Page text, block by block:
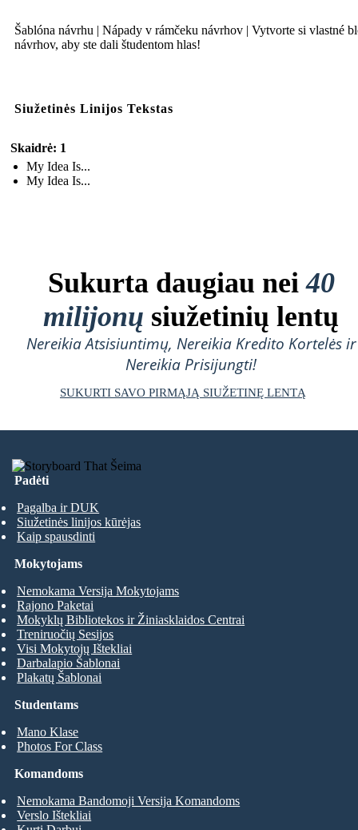
Šablóna návrhu | Nápady v rámčeku návrhov | Vytvorte si vlastné
návrhov, aby ste dali študentom hlas!
Siužetinės Linijos Tekstas
Skaidrė: 1
My Idea Is...
My Idea Is...
Sukurta daugiau nei40
milijonų siužetinių lentų
Nereikia Atsisiuntimų, Nereikia Kredito Kortelės ir
Nereikia Prisijungti!
SUKURTI SAVO PIRMĄJĄ SIUŽETINĘ LENTĄ
Padėti
Pagalba ir DUK
Siužetinės linijos kūrėjas
Kaip spausdinti
Studentams
Mano Klase
Photos For Class
Mokytojams
Nemokama Versija Mokytojams
Rajono Paketai
Mokyklų Bibliotekos ir Žiniasklaidos Centrai
Treniruočių Sesijos
Visi Mokytojų Ištekliai
Darbalapio Šablonai
Plakatų Šablonai
Komandoms
Nemokama Bandomoji Versija Komandoms
Verslo Ištekliai